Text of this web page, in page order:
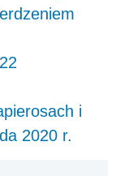
i
2020 r.